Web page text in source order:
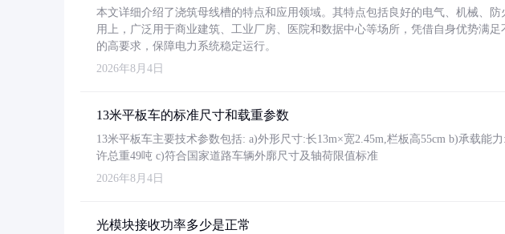
本文详细介绍了浇筑母线槽的特点和应用领域。其特点包括良好的电气、机械、防
用上，广泛用于商业建筑、工业厂房、医院和数据中心等场所，凭借自身优势满足
的高要求，保障电力系统稳定运行。
2026年8月4日
13米平板车的标准尺寸和载重参数
13米平板车主要技术参数包括: a)外形尺寸:长13m×宽2.45m,栏板高55cm b)承载能
许总重49吨 c)符合国家道路车辆外廓尺寸及轴荷限值标准
2026年8月4日
光模块接收功率多少是正常